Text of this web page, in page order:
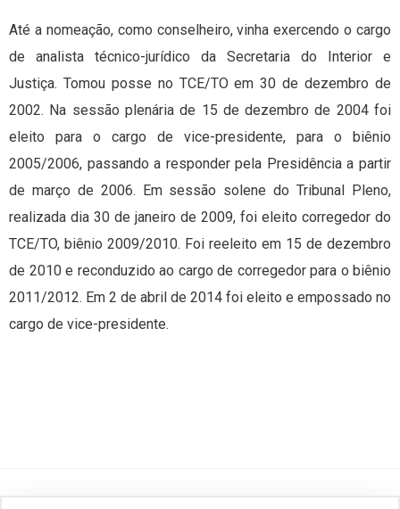
Até a nomeação, como conselheiro, vinha exercendo o cargo
de analista técnico-jurídico da Secretaria do Interior e
Justiça. Tomou posse no TCE/TO em 30 de dezembro de
2002. Na sessão plenária de 15 de dezembro de 2004 foi
eleito para o cargo de vice-presidente, para o biênio
2005/2006, passando a responder pela Presidência a partir
de março de 2006. Em sessão solene do Tribunal Pleno,
realizada dia 30 de janeiro de 2009, foi eleito corregedor do
TCE/TO, biênio 2009/2010. Foi reeleito em 15 de dezembro
de 2010 e reconduzido ao cargo de corregedor para o biênio
2011/2012. Em 2 de abril de 2014 foi eleito e empossado no
cargo de vice-presidente.